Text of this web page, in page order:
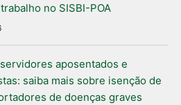
no SISBI-POA
aposentados e
saiba mais sobre isenção de
de doenças graves